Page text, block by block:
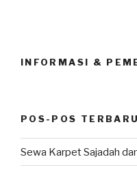
INFORMASI &
POS-POS TERBARU
Sewa Karpet Sajadah